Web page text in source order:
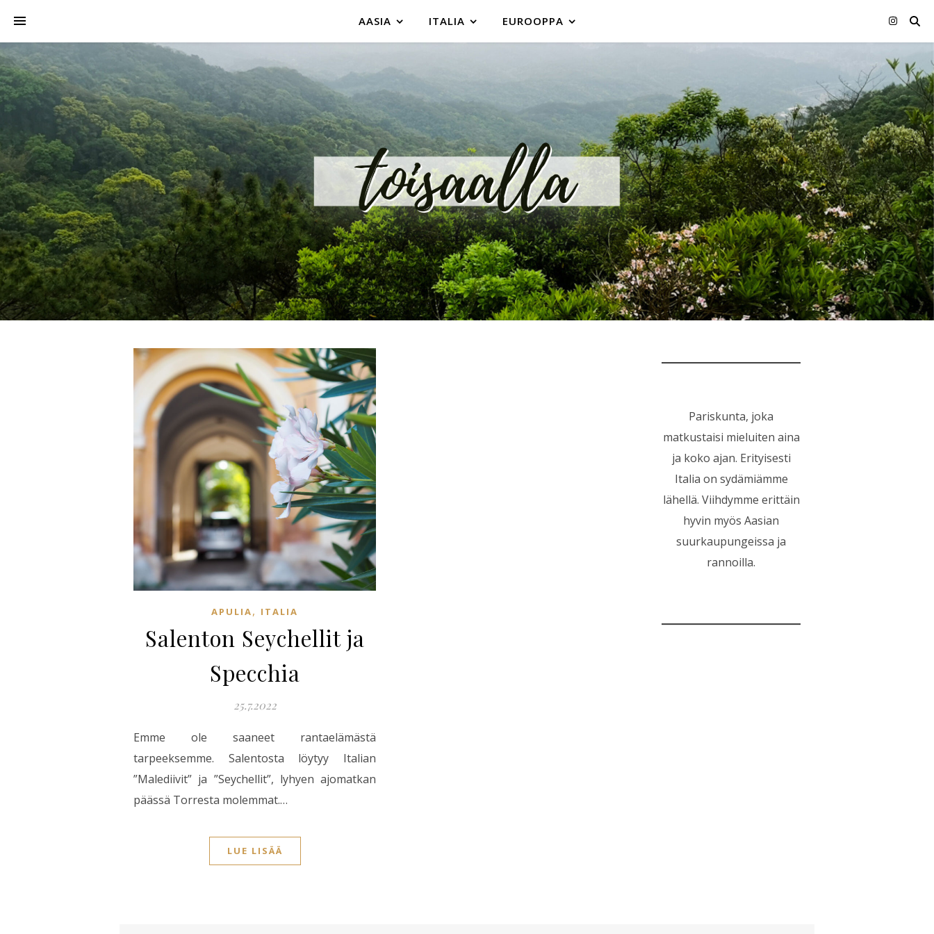
AASIA ITALIA EUROOPPA
APULIA, ITALIA
Salenton Seychellit ja
Specchia
25.7.2022
Emme ole saaneet rantaelämästä
tarpeeksemme. Salentosta löytyy Italian
”Malediivit” ja ”Seychellit”, lyhyen ajomatkan
päässä Torresta molemmat.…
LUE LISÄÄ
Pariskunta, joka
matkustaisi mieluiten aina
ja koko ajan. Erityisesti
Italia on sydämiämme
lähellä. Viihdymme erittäin
hyvin myös Aasian
suurkaupungeissa ja
rannoilla.